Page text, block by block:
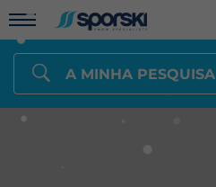
A MINHA PESQUISA